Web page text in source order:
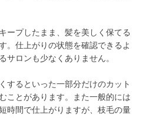
ープしたまま、髪を美しく保てる
。仕上がりの状態を確認できるよ
サロンも少なくありません。
するといった一部分だけのカット
ことがあります。また一般的には
時間で仕上がりますが、枝毛の量